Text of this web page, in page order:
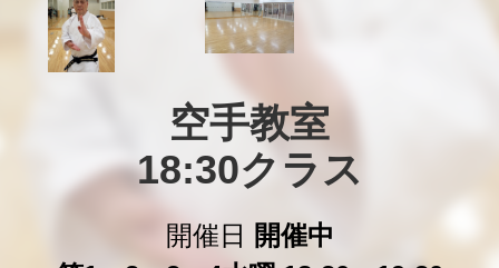
空手教室
18:30クラス
開催日
開催中